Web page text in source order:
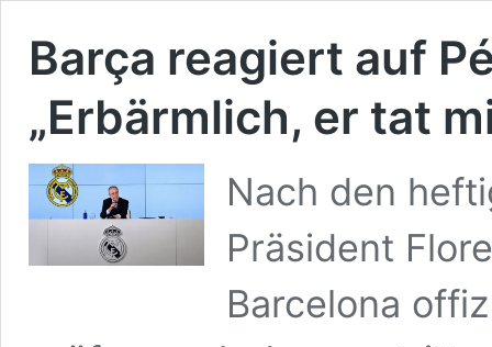
Barça reagiert auf
„Erbärmlich, er tat
Nach den
Präsident
Barcelona